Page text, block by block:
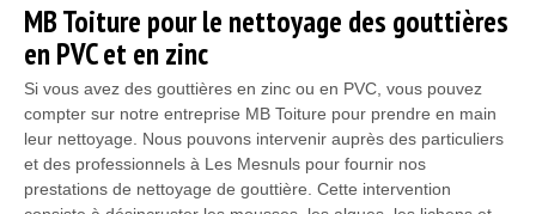
MB Toiture pour le nettoyage des gouttières
en PVC et en zinc
Si vous avez des gouttières en zinc ou en PVC, vous pouvez
compter sur notre entreprise MB Toiture pour prendre en main
leur nettoyage. Nous pouvons intervenir auprès des particuliers
et des professionnels à Les Mesnuls pour fournir nos
prestations de nettoyage de gouttière. Cette intervention